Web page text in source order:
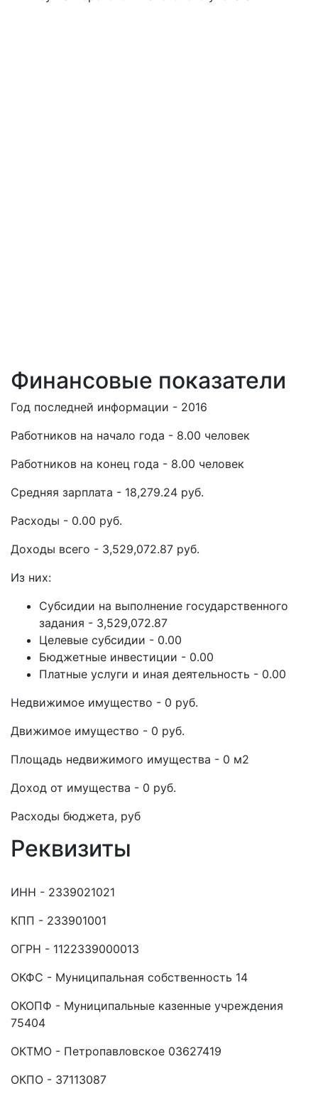
Финансовые показатели
Год последней информации - 2016
Работников на начало года - 8.00 человек
Работников на конец года - 8.00 человек
Средняя зарплата - 18,279.24 руб.
Расходы - 0.00 руб.
Доходы всего - 3,529,072.87 руб.
Из них:
Субсидии на выполнение государственного
задания - 3,529,072.87
Целевые субсидии - 0.00
Бюджетные инвестиции - 0.00
Платные услуги и иная деятельность - 0.00
Недвижимое имущество - 0 руб.
Движимое имущество - 0 руб.
Площадь недвижимого имущества - 0 м2
Доход от имущества - 0 руб.
Расходы бюджета, руб
Реквизиты
ИНН - 2339021021
КПП - 233901001
ОГРН - 1122339000013
ОКФС - Муниципальная собственность 14
ОКОПФ - Муниципальные казенные учреждения
75404
ОКТМО - Петропавловское 03627419
ОКПО - 37113087